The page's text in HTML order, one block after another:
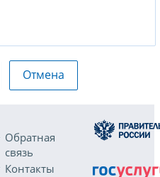
Отмена
Обратная
связь
Контакты